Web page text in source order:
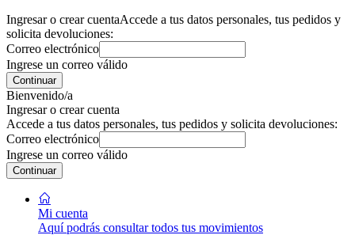
Ingresar o crear cuentaAccede a tus datos personales, tus pedidos y
solicita devoluciones:
Correo electrónico
Ingrese un correo válido
Continuar
Bienvenido/a
Ingresar o crear cuenta
Accede a tus datos personales, tus pedidos y solicita devoluciones:
Correo electrónico
Ingrese un correo válido
Continuar
Mi cuenta
Aquí podrás consultar todos tus movimientos